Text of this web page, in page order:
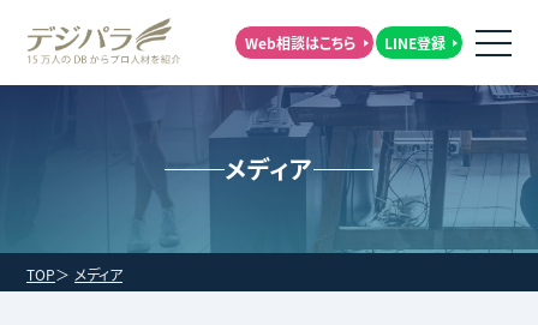
Web相談はこちら LINE登録
メディア
TOP メディア